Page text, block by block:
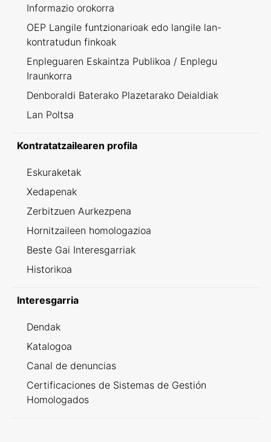
Informazio orokorra
OEP Langile funtzionarioak edo langile lan-
kontratudun finkoak
Enpleguaren Eskaintza Publikoa / Enplegu
Iraunkorra
Denboraldi Baterako Plazetarako Deialdiak
Lan Poltsa
Kontratatzailearen profila
Eskuraketak
Xedapenak
Zerbitzuen Aurkezpena
Hornitzaileen homologazioa
Beste Gai Interesgarriak
Historikoa
Interesgarria
Dendak
Katalogoa
Canal de denuncias
Certificaciones de Sistemas de Gestión
Homologados